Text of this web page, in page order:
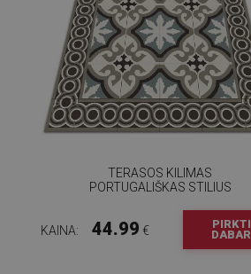
TERASOS KILIMAS
PORTUGALIŠKAS STILIUS
KAINA: 44.99 €
PIRKTI
DABAR